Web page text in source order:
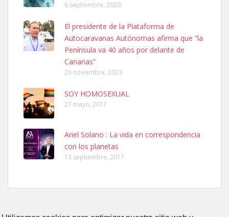
SHIBA PERDIDO AVDA JOSE MESA Y LOPEZ
PERRO MACHO RAZA SHIBA CON MICROCHIP PERDIDO HOY
06/07/2025 ZONA MESA Y LOPEZ. ES MUY ASUSTADIZO
Leales.org » Gran Canaria
6.7.2025
Ninfa perdida
El día 5 se los perdió una ninfa papillera, asustada tiene miedo a la
calle, se perdió por la zon...
6 septiembre, 2020
El presidente de la Plataforma de
Autocaravanas Autónomas afirma que “la
Península va 40 años por delante de
Canarias”
26 noviembre, 2023
SOY HOMOSEXUAL
27 mayo, 2017
Ariel Solano : La vida en correspondencia
con los planetas
13 septiembre, 2017